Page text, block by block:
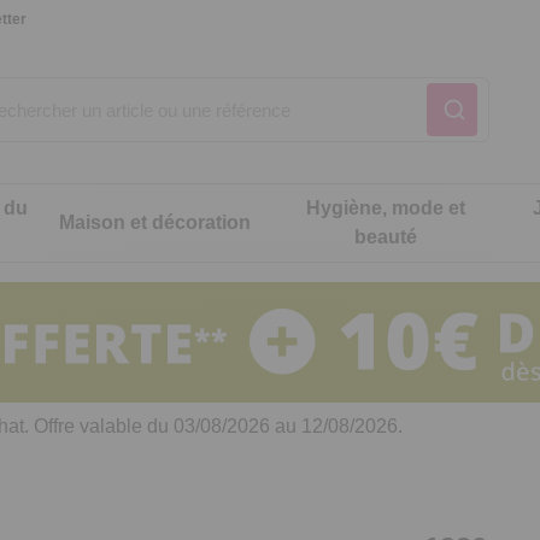
cuisine
de cuisine malins
Notre produit du
Notre produit du
Maison et décoration
Notre produit du
Hygiène, mode et
beauté
intimité
Notre produit du
Notre produit du
Notre produit du
Offre valable du 03/08/2026 au 12/08/2026.